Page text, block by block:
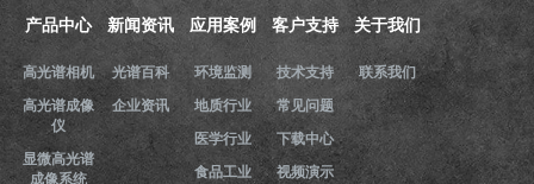
产品中心
高光谱相机
高光谱成像
仪
显微高光谱
成像系统
新闻资讯
光谱百科
企业资讯
应用案例
环境监测
地质行业
医学行业
食品工业
客户支持
技术支持
常见问题
下载中心
视频演示
关于我们
联系我们